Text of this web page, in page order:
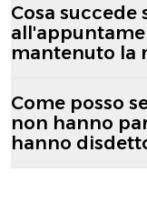
Cosa
mantenuto la
Come posso
non hanno
hanno